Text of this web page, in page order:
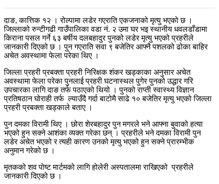
दाङ, कात्तिक १२ । रोल्पामा लडेर गएराति एकजनाको मृत्यु भएको छ ।
जिल्लाको रुन्टीगढी गाउँपालिका वडा नं. २ उमा घर भइ स्थानीय धवलडाँडामा
किराना पसल गर्ने ६३ बर्षीय दलबहादुर पुनको लडेर मृत्यु भएको प्रहरीले
जानकारी दिएको छ । पुन गएराति सवा ९ बजेतिर आफ्नै पशलको ढोका बाहिर
अचेत अवस्थामा फेला परेका थिए ।
जिल्ला प्रहरी प्रबक्ता प्रहरी निरिक्षक शंकर खड्काका अनुसार अचेत
अवस्थामा फेला परेका पुनलाई प्रहरी घटनास्थल पुगेर पुनको उद्धार गरि
उपचारका लागि दाङ तर्फ पठाएको थियो । पुनको राप्ती स्वास्थ्य विज्ञान
प्रतिषठान घोराही तर्फ ल्याउँदै गर्दा बाटोमै साढे १० बजेतिर मृत्यु भएको जिल्ला
प्रहरी प्रबक्ता खड्काले बताए ।
पुन दमका विरामी थिए । छोरा शेरबहादुर पुन मगरले भने आफ्ना बुवाको हत्या
भएको हुन सक्ने आशंका व्यक्त गरेका छन् । प्रहरीले भने दमका विरामी पुन
लडेर अचेत भएको र त्यही कारण उनको मृत्यु भएको हुन सक्ने प्रारम्भीक
अनुमान गरेको छ ।
मृतकको शव पोष्ट मार्टमको लागि होलेरी अस्पतालमा राखिएको प्रहरीले
जानकारी दिएको छ ।